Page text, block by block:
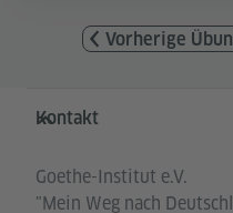
Vorherige
Service- und
Kontakt
Goethe-Institut e.V.
"Mein Weg nach